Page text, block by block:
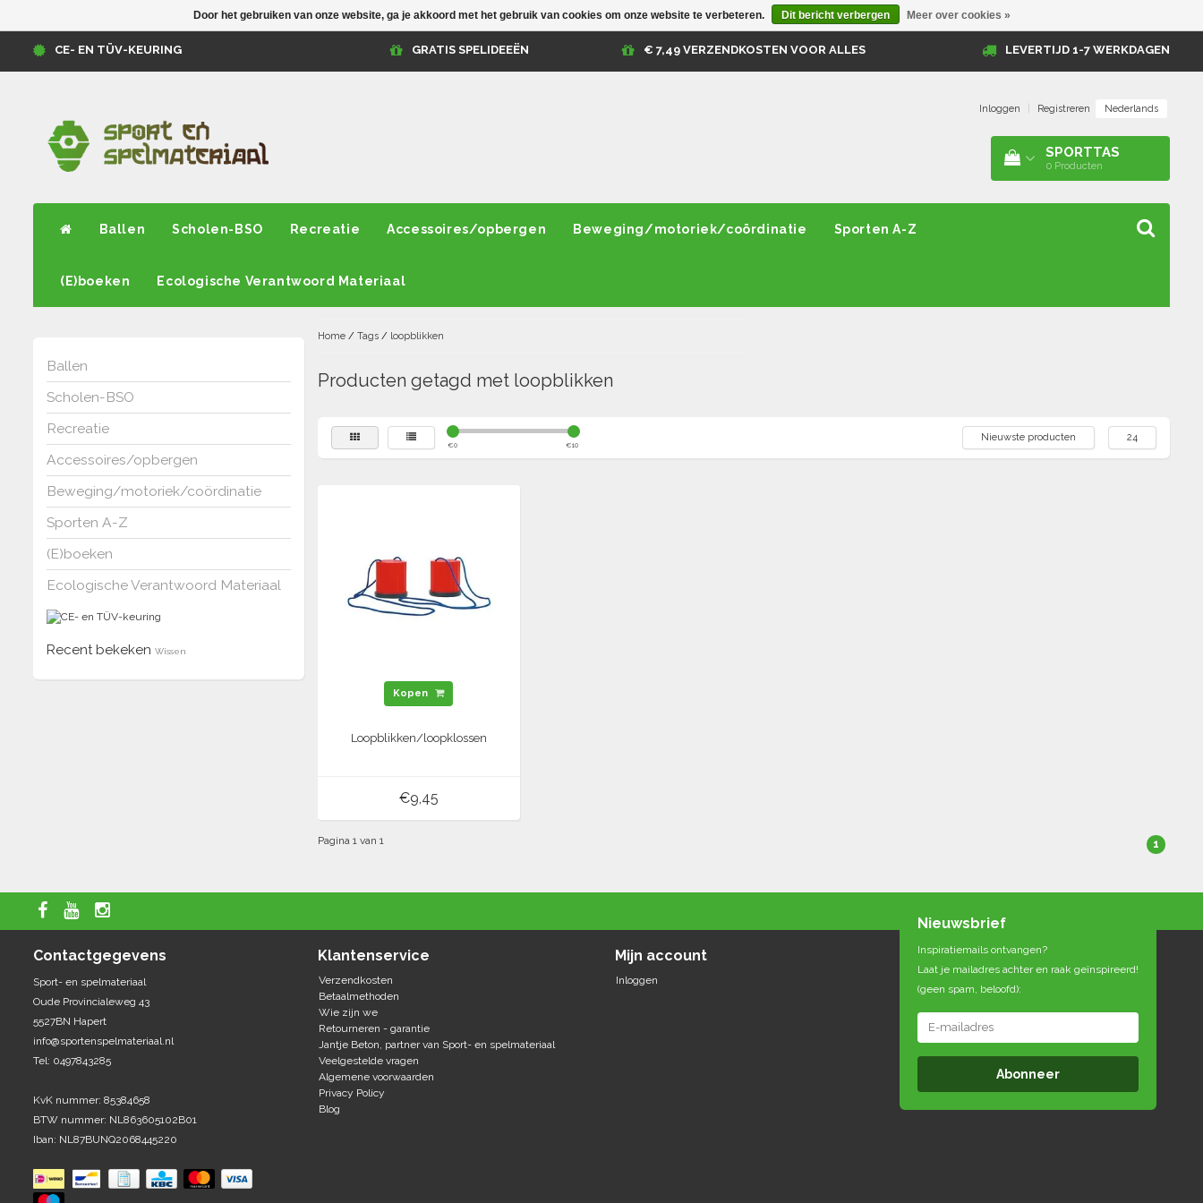
CE- EN TÜV-KEURING GRATIS SPELIDEEËN € 7,49 VERZENDKOSTEN VOOR ALLES LEVERTIJD 1-7 WERKDAGEN
Inloggen Registreren Nederlands
SPORTTAS
0 Producten
Ballen Scholen-BSO Recreatie Accessoires/opbergen Beweging/motoriek/coördinatie Sporten A-Z
(E)boeken Ecologische Verantwoord Materiaal
Ballen
Scholen-BSO
Recreatie
Accessoires/opbergen
Beweging/motoriek/coördinatie
Sporten A-Z
(E)boeken
Ecologische Verantwoord Materiaal
Recent bekeken Wissen
Home/ Tags/ loopblikken
Producten getagd met loopblikken
€0 €10
Nieuwste producten 24
Kopen
Loopblikken/loopklossen
€9,45
Pagina 1 van 1 1
Contactgegevens
Sport- en spelmateriaal
Oude Provincialeweg 43
5527BN Hapert
info@sportenspelmateriaal.nl
Tel: 0497843285
KvK nummer: 85384658
BTW nummer: NL863605102B01
Iban: NL87BUNQ2068445220
Klantenservice
Verzendkosten
Betaalmethoden
Wie zijn we
Retourneren - garantie
Jantje Beton, partner van Sport- en spelmateriaal
Veelgestelde vragen
Algemene voorwaarden
Privacy Policy
Blog
Mijn account
Inloggen
Nieuwsbrief
Inspiratiemails ontvangen?
Laat je mailadres achter en raak geïnspireerd!
(geen spam, beloofd):
Abonneer
Door het gebruiken van onze website, ga je akkoord met het gebruik van cookies om onze website te verbeteren. Dit bericht verbergen Meer over cookies »